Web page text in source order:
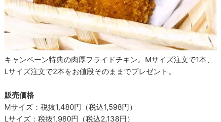
キャンペーン特典の肉厚フライドチキン。Mサイズ注文で1本、
Lサイズ注文で2本をお値段そのままでプレゼント。
販売価格
Mサイズ：税抜1,480円（税込1,598円）
Lサイズ：税抜1,980円（税込2,138円）